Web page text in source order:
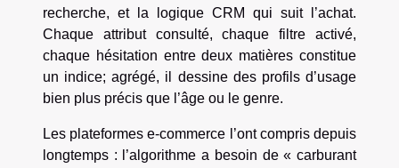
recherche, et la logique CRM qui suit l’achat.
Chaque attribut consulté, chaque filtre activé,
chaque hésitation entre deux matières constitue
un indice; agrégé, il dessine des profils d’usage
bien plus précis que l’âge ou le genre.
Les plateformes e-commerce l’ont compris depuis
longtemps : l’algorithme a besoin de « carburant